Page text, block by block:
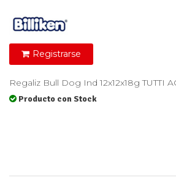
Registrarse
Regaliz Bull Dog Ind 12x12x18g TUTTI
Producto con Stock